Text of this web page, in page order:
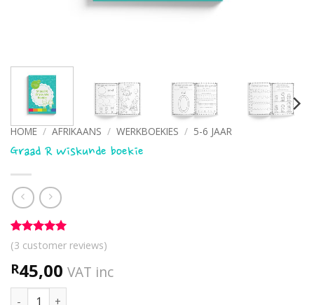
HOME / AFRIKAANS / WERKBOEKIES / 5-6 JAAR
Graad R Wiskunde boekie
Rated5
out of 5
based on
3
customer
ratings
(3 customer reviews)
R45,00 VAT inc
Graad R Wiskunde boekie quantity